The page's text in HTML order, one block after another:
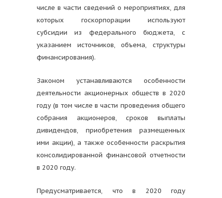
числе в части сведений о мероприятиях, для
которых госкорпорации используют
субсидии из федерального бюджета, с
указанием источников, объема, структуры
финансирования).
Законом устанавливаются особенности
деятельности акционерных обществ в 2020
году (в том числе в части проведения общего
собрания акционеров, сроков выплаты
дивидендов, приобретения размещенных
ими акции), а также особенности раскрытия
консолидированной финансовой отчетности
в 2020 году.
Предусматривается, что в 2020 году